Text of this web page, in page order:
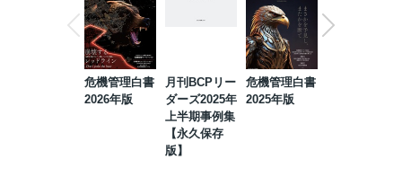
危機管理白書
2026年版
月刊BCPリー
ダーズ2025年
上半期事例集
【永久保存
版】
危機管理白書
2025年版